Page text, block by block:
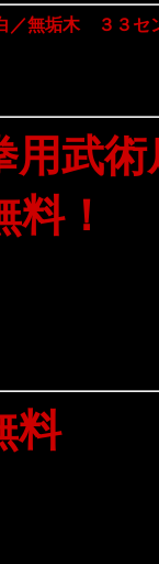
無垢木 ３３セ
用武
！
料